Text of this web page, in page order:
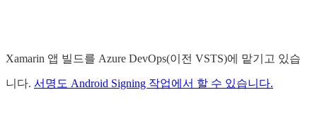
Xamarin 앱 빌드를 Azure DevOps(이전 VSTS)에 맡기고 있습
니다. 서명도 Android Signing 작업에서 할 수 있습니다.